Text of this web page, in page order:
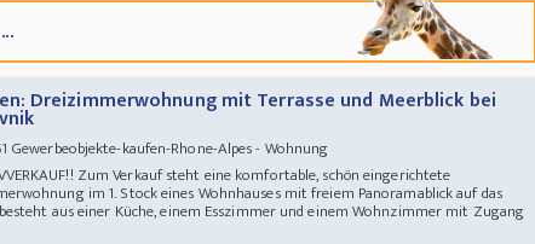
Dreizimmerwohnung mit Terrasse und Meerblick bei
Gewerbeobjekte-kaufen-Rhone-Alpes - Wohnung
Zum Verkauf steht eine komfortable, schön eingerichtete
im 1. Stock eines Wohnhauses mit freiem Panoramablick auf das
aus einer Küche, einem Esszimmer und einem Wohnzimmer mit Zugang